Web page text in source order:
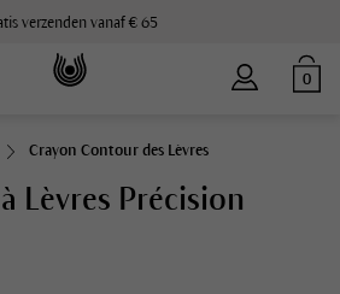
verzenden vanaf € 65
0
Crayon Contour des Lèvres
Lèvres Précision